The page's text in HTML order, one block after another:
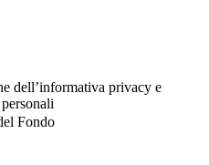
dell’informativa privacy e
Fondo